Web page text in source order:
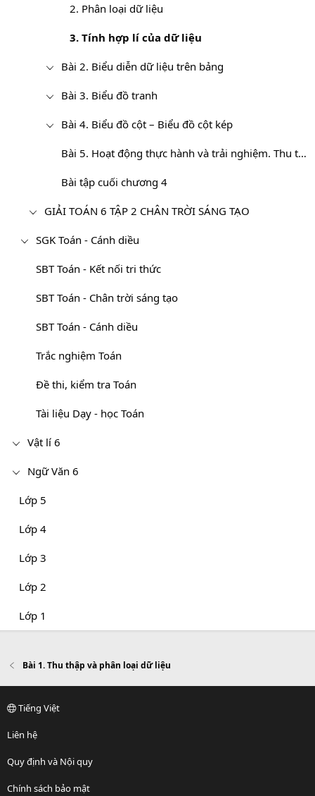
2. Phân loại dữ liệu
3. Tính hợp lí của dữ liệu
Bài 2. Biểu diễn dữ liệu trên bảng
Bài 3. Biểu đồ tranh
Bài 4. Biểu đồ cột – Biểu đồ cột kép
Bài 5. Hoạt động thực hành và trải nghiệm. Thu thập dữ liệu về nhiệt độ trong tuần tại địa phương
Bài tập cuối chương 4
GIẢI TOÁN 6 TẬP 2 CHÂN TRỜI SÁNG TẠO
SGK Toán - Cánh diều
SBT Toán - Kết nối tri thức
SBT Toán - Chân trời sáng tạo
SBT Toán - Cánh diều
Trắc nghiệm Toán
Đề thi, kiểm tra Toán
Tài liệu Dạy - học Toán
Vật lí 6
Ngữ Văn 6
Lớp 5
Lớp 4
Lớp 3
Lớp 2
Lớp 1
Bài 1. Thu thập và phân loại dữ liệu
Tiếng Việt
Liên hệ
Quy định và Nội quy
Chính sách bảo mật